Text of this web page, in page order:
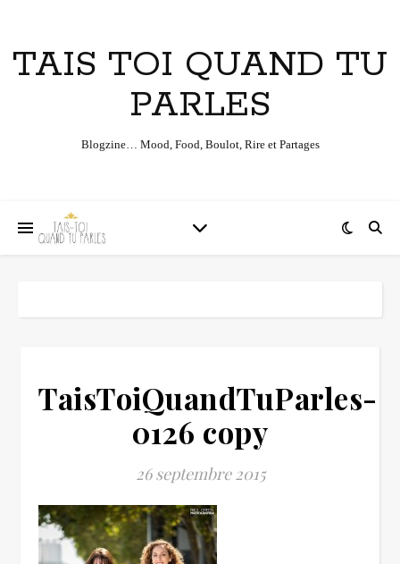
TAIS TOI QUAND TU
PARLES
Blogzine… Mood, Food, Boulot, Rire et Partages
TaisToiQuandTuParles-
0126 copy
26 septembre 2015